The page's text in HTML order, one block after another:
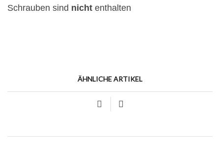
Schrauben sind nicht enthalten
ÄHNLICHE ARTIKEL